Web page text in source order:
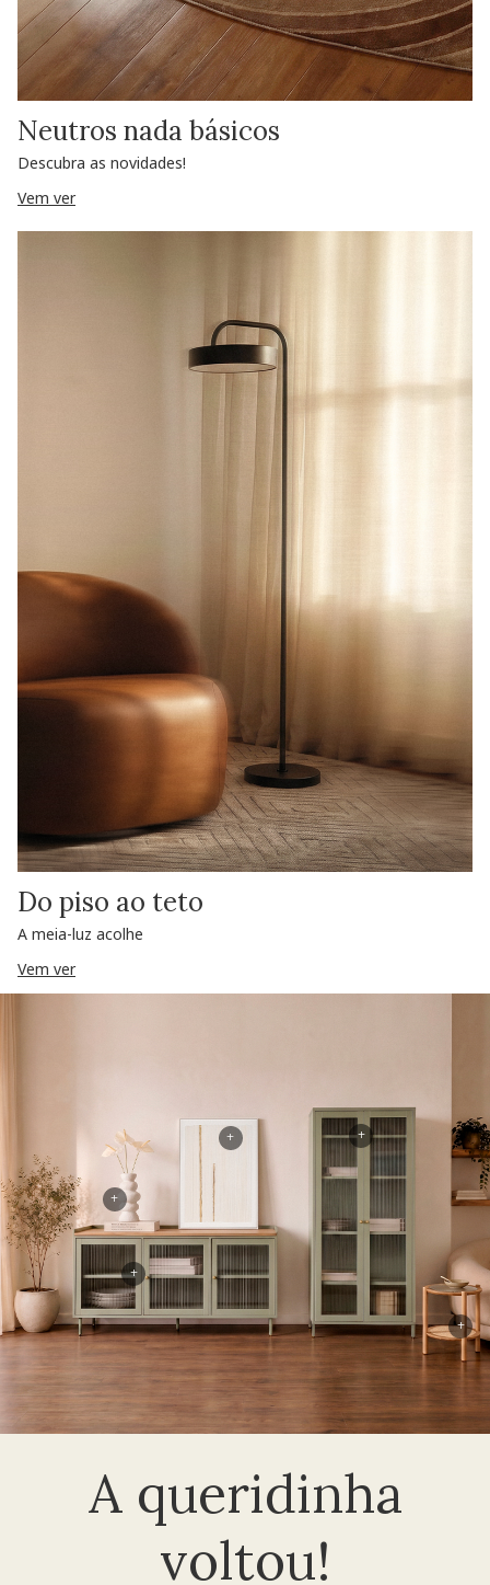
Neutros nada básicos
Descubra as novidades!
Vem ver
Do piso ao teto
A meia-luz acolhe
Vem ver
A queridinha
voltou!
+
+
+
+
+